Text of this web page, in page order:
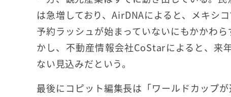
は急増しており、AirDNAによると、メキシ
予約ラッシュが始まっていないにもかかわ
かし、不動産情報会社CoStarによると、来
ない見込みだという。
最後にコピット編集長は「ワールドカップ